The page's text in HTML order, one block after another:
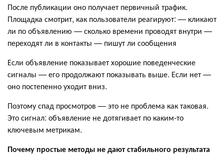
После публикации оно получает первичный трафик.
Площадка смотрит, как пользователи реагируют: — кликают
ли по объявлению — сколько времени проводят внутри —
переходят ли в контакты — пишут ли сообщения
Если объявление показывает хорошие поведенческие
сигналы — его продолжают показывать выше. Если нет —
оно постепенно уходит вниз.
Поэтому спад просмотров — это не проблема как таковая.
Это сигнал: объявление не дотягивает по каким-то
ключевым метрикам.
Почему простые методы не дают стабильного результата